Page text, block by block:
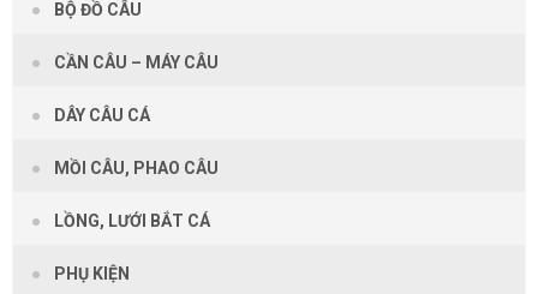
BỘ ĐỒ CÂU
CẦN CÂU – MÁY CÂU
DÂY CÂU CÁ
MỒI CÂU, PHAO CÂU
LỒNG, LƯỚI BẮT CÁ
PHỤ KIỆN